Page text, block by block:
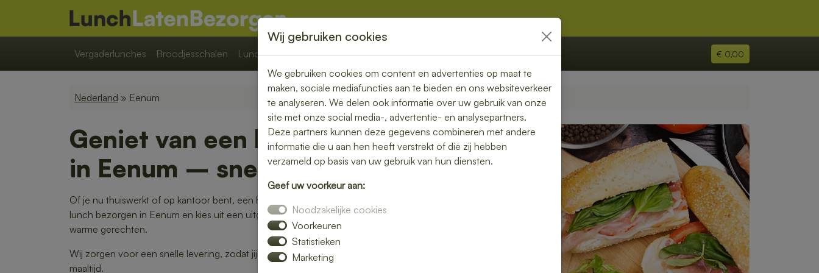
Vergaderlunches Broodjesschalen Lunchpakketten Overige € 0,00
Nederland » Eenum
Geniet van een bezorgde lunch
in Eenum – snel en smaakvol
Of je nu thuiswerkt of op kantoor bent, een heerlijke lunch maakt je dag compleet. Laat je
lunch bezorgen in Eenum en kies uit een uitgebreid assortiment verse broodjes, salades en
warme gerechten.
Wij zorgen voor een snelle levering, zodat jij onbezorgd kunt genieten van een smakelijke
maaltijd.
Wij gebruiken cookies
We gebruiken cookies om content en advertenties op maat te
maken, sociale mediafuncties aan te bieden en ons websiteverkeer
te analyseren. We delen ook informatie over uw gebruik van onze
site met onze social media-, advertentie- en analysepartners.
Deze partners kunnen deze gegevens combineren met andere
informatie die u aan hen heeft verstrekt of die zij hebben
verzameld op basis van uw gebruik van hun diensten.
Geef uw voorkeur aan:
Noodzakelijke cookies
Voorkeuren
Statistieken
Marketing